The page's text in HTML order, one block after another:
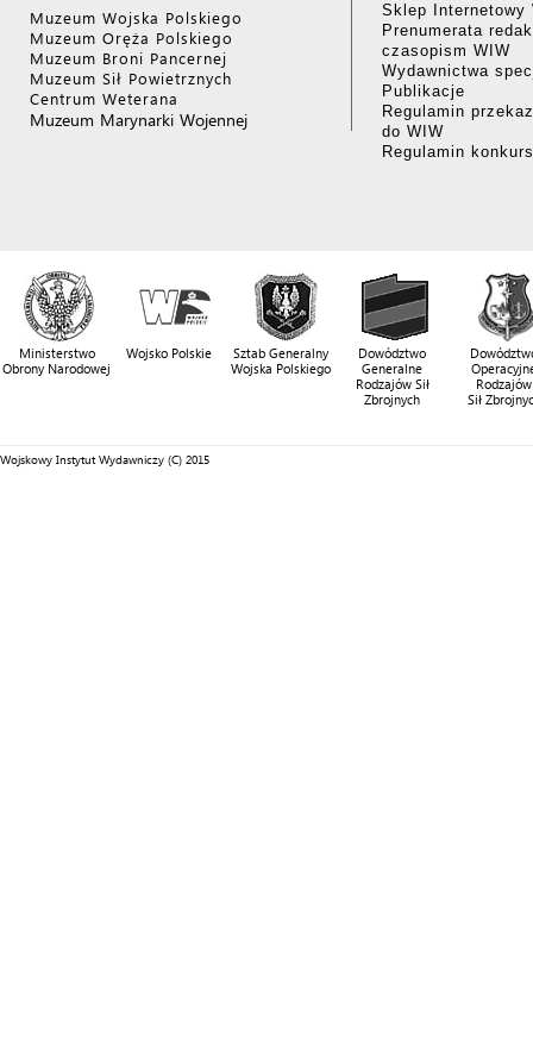
Muzeum Wojska Polskiego
Muzeum Oręża Polskiego
Muzeum Broni Pancernej
Muzeum Sił Powietrznych
Centrum Weterana
Muzeum Marynarki Wojennej
Sklep Internetowy
Prenumerata
czasopism WIW
Wydawnictwa
Publikacje
Regulamin
do WIW
Regulamin
Ministerstwo
Obrony Narodowej
Wojsko Polskie
Sztab Generalny
Wojska Polskiego
Dowództwo
Generalne
Rodzajów Sił
Zbrojnych
Rodzajów
Sił
Wojskowy Instytut Wydawniczy (C) 2015